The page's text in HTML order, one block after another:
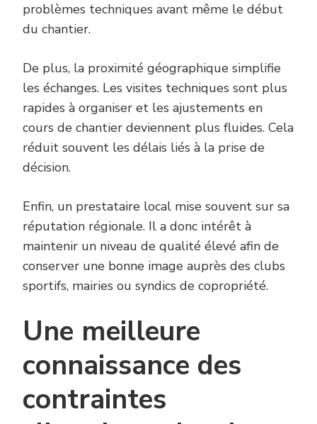
problèmes techniques avant même le début
du chantier.
De plus, la proximité géographique simplifie
les échanges. Les visites techniques sont plus
rapides à organiser et les ajustements en
cours de chantier deviennent plus fluides. Cela
réduit souvent les délais liés à la prise de
décision.
Enfin, un prestataire local mise souvent sur sa
réputation régionale. Il a donc intérêt à
maintenir un niveau de qualité élevé afin de
conserver une bonne image auprès des clubs
sportifs, mairies ou syndics de copropriété.
Une meilleure
connaissance des
contraintes